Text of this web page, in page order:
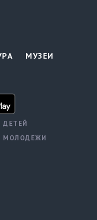
МУЗЕИ
ДЕТЕЙ
МОЛОДЕЖИ